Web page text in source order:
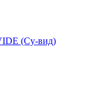
(Су-вид)